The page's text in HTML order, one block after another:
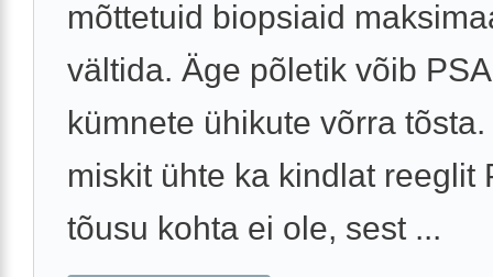
mõttetuid biopsiaid
vältida. Äge põletik võib
kümnete ühikute võrra
miskit ühte ka kindlat reeglit
tõusu kohta ei ole, sest ...